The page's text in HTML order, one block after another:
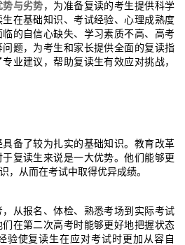
势与劣势 ，为准备复读的考生提供科学
在基础知识、考试经验、心理成熟度
的自信心缺失、学习素质不高、高考
题，为考生和家长提供全面的复读指
业建议，帮助复读生有效应对挑战，
备了较为扎实的基础知识。教育改革
复读生来说是一大优势。他们能够更
，从而在考试中取得优异成绩。
从报名、体检、熟悉考场到实际考试
在第二次高考时能够更好地把握状态
验使复读生在应对考试时更加从容自